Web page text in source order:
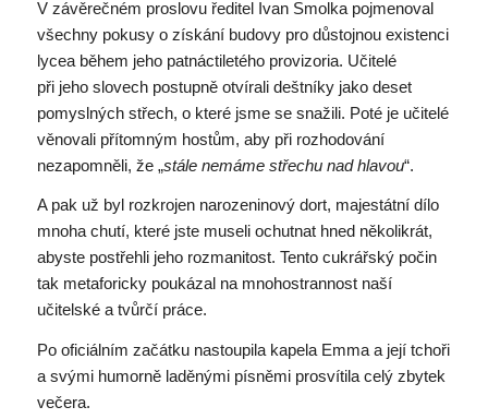
V závěrečném proslovu ředitel Ivan Smolka pojmenoval
všechny pokusy o získání budovy pro důstojnou existenci
lycea během jeho patnáctiletého provizoria. Učitelé
při jeho slovech postupně otvírali deštníky jako deset
pomyslných střech, o které jsme se snažili. Poté je učitelé
věnovali přítomným hostům, aby při rozhodování
nezapomněli, že „stále nemáme střechu nad hlavou“.
A pak už byl rozkrojen narozeninový dort, majestátní dílo
mnoha chutí, které jste museli ochutnat hned několikrát,
abyste postřehli jeho rozmanitost. Tento cukrářský počin
tak metaforicky poukázal na mnohostrannost naší
učitelské a tvůrčí práce.
Po oficiálním začátku nastoupila kapela Emma a její tchoři
a svými humorně laděnými písněmi prosvítila celý zbytek
večera.